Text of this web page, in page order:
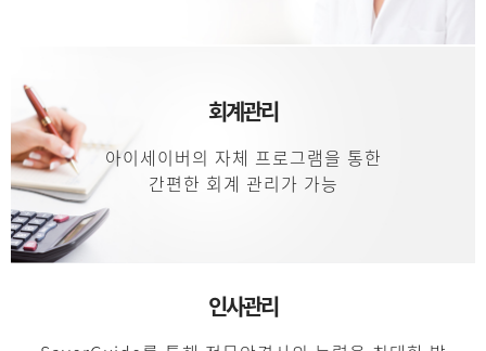
회계관리
아이세이버의 자체 프로그램을 통한
간편한 회계 관리가 가능
인사관리